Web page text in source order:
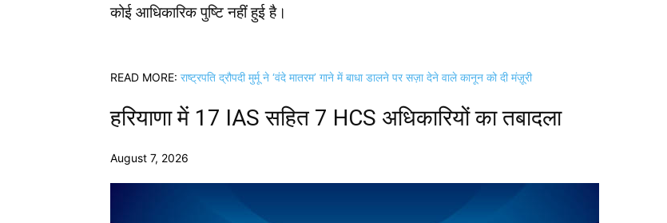
कोई आधिकारिक पुष्टि नहीं हुई है।
READ MORE: राष्ट्रपति द्रौपदी मुर्मू ने ‘वंदे मातरम’ गाने में बाधा डालने पर सज़ा देने वाले कानून को दी मंज़ूरी
हरियाणा में 17 IAS सहित 7 HCS अधिकारियों का तबादला
August 7, 2026